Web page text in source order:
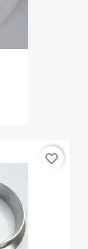
favorite_border